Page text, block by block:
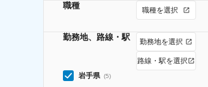
職種 職種を選択
勤務地、路線・駅 勤務地を選択
路線・駅を選択
岩手県 (5)